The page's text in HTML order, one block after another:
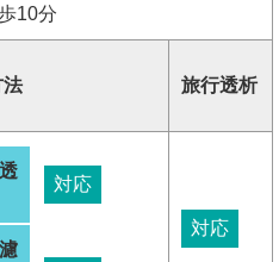
10分
法 旅行透析
対応
対応